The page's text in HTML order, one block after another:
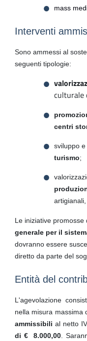
mass
Interventi
Sono ammessi al
seguenti tipologie:
culturale
centri
sviluppo e
turismo;
Le iniziative promosse
generale per il
dovranno essere
diretto da parte del
Entità del
L'agevolazione
nella misura massima
ammissibili al netto
di € 8.000,00.